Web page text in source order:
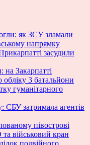
як ЗСУ зламали
напрямку
засудили
Закарпатті
обліку 3 батальйони
гуманітарного
СБУ затримала агентів
півострові
військовий кран
подвійного